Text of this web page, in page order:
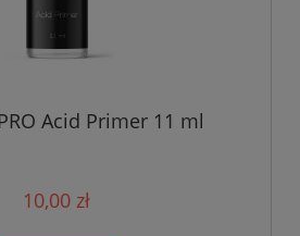
Acid Primer 11 ml
10,00 zł